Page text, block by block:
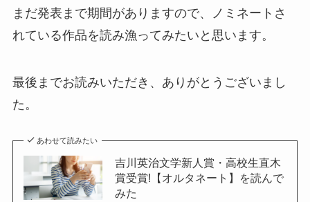
まだ発表まで期間がありますので、ノミネートさ
れている作品を読み漁ってみたいと思います。
最後までお読みいただき、ありがとうございまし
た。
あわせて読みたい
吉川英治文学新人賞・高校生直木
賞受賞!【オルタネート】を読んで
みた